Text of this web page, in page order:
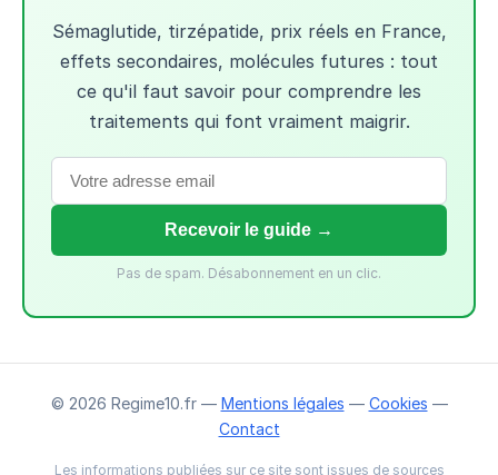
Sémaglutide, tirzépatide, prix réels en France,
effets secondaires, molécules futures : tout
ce qu'il faut savoir pour comprendre les
traitements qui font vraiment maigrir.
Recevoir le guide →
Pas de spam. Désabonnement en un clic.
© 2026 Regime10.fr — Mentions légales — Cookies —
Contact
Les informations publiées sur ce site sont issues de sources